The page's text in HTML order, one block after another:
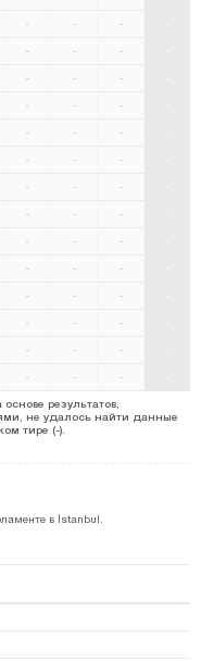
- - -
- - -
- - -
- - -
- - -
- - -
- - -
- - -
- - -
- - -
- - -
- - -
- - -
- - -
результатов,
не удалось найти данные
тире (-).
в İstanbul.